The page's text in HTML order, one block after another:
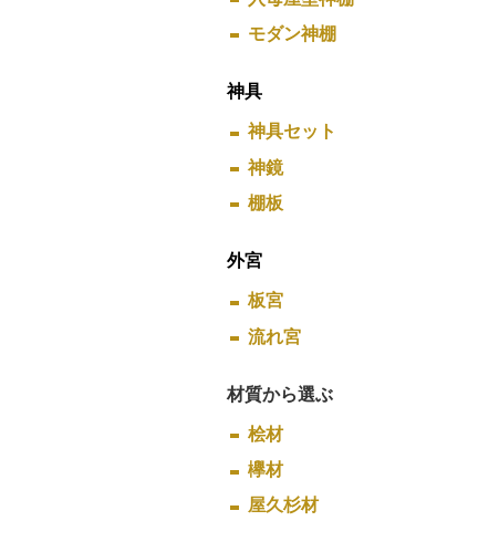
モダン神棚
神具
神具セット
神鏡
棚板
外宮
板宮
流れ宮
材質から選ぶ
桧材
欅材
屋久杉材